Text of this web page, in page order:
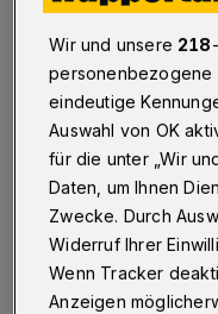
Wuppertal· Auf der
hat sich ein Mann
gegen 00:30 Uhr bei
Verletzungen
18.11.2024 , 08:00 Uhr
Wir und unsere 218
personenbezogene
eindeutige
Auswahl von OK
für die unter „Wir
Daten, um Ihnen
Zwecke. Durch
Widerruf Ihrer
Wenn Tracker
Anzeigen